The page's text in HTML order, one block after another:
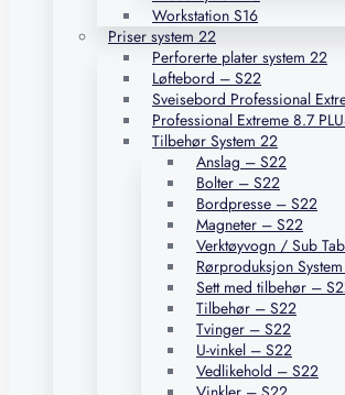
Workstation S16
Priser system 22
Perforerte plater system 22
Løftebord – S22
Sveisebord Professional
Professional Extreme 8.7
Tilbehør System 22
Anslag – S22
Bolter – S22
Bordpresse – S22
Magneter – S22
Verktøyvogn / Sub
Rørproduksjon
Sett med tilbehør –
Tilbehør – S22
Tvinger – S22
U-vinkel – S22
Vedlikehold – S22